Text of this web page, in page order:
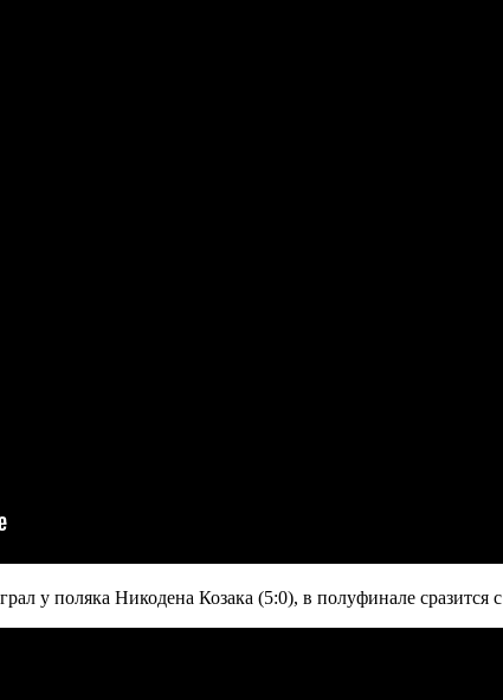
у поляка Никодена Козака (5:0), в полуфинале